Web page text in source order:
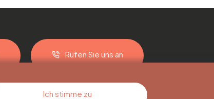
Rufen Sie uns an
Ich stimme zu